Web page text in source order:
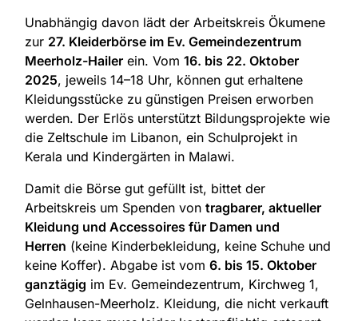
Unabhängig davon lädt der Arbeitskreis Ökumene
zur 27. Kleiderbörse im Ev. Gemeindezentrum
Meerholz-Hailer ein. Vom 16. bis 22. Oktober
2025, jeweils 14–18 Uhr, können gut erhaltene
Kleidungsstücke zu günstigen Preisen erworben
werden. Der Erlös unterstützt Bildungsprojekte wie
die Zeltschule im Libanon, ein Schulprojekt in
Kerala und Kindergärten in Malawi.
Damit die Börse gut gefüllt ist, bittet der
Arbeitskreis um Spenden von tragbarer, aktueller
Kleidung und Accessoires für Damen und
Herren (keine Kinderbekleidung, keine Schuhe und
keine Koffer). Abgabe ist vom 6. bis 15. Oktober
ganztägig im Ev. Gemeindezentrum, Kirchweg 1,
Gelnhausen-Meerholz. Kleidung, die nicht verkauft